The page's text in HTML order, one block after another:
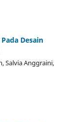
Desain
Salvia Anggraini,